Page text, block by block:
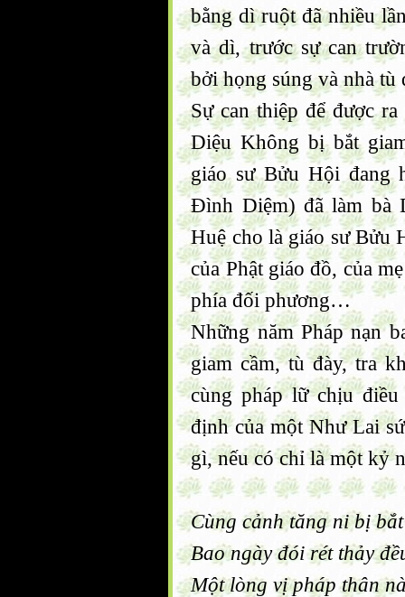
bằng dì ruột đã nhiều
và dì, trước sự can
bởi họng súng và nhà
Sự can thiệp để được
Diệu Không bị bắt
giáo sư Bửu Hội đang
Đình Diệm) đã làm bà
Huệ cho là giáo sư Bửu
của Phật giáo đồ, của
phía đối phương…
Những năm Pháp nạn
giam cầm, tù đày, tra
cùng pháp lữ chịu
định của một Như Lai
gì, nếu có chỉ là một kỷ
Cùng cảnh tăng ni bị
Bao ngày đói rét thảy
Một lòng vị pháp thân